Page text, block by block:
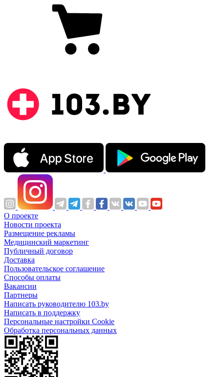
О проекте
Новости проекта
Размещение рекламы
Медицинский маркетинг
Публичный договор
Доставка
Пользовательское соглашение
Способы оплаты
Вакансии
Партнеры
Написать руководителю 103.by
Написать в поддержку
Персональные настройки Cookie
Обработка персональных данных